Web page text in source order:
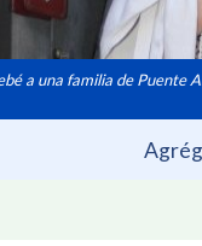
a una familia de Puente